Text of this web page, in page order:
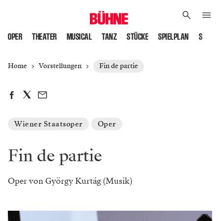
OPER THEATER MUSICAL TANZ STÜCKE SPIELPLAN
Home Vorstellungen Fin de partie
Wiener Staatsoper Oper
Fin de partie
Oper von György Kurtág (Musik)